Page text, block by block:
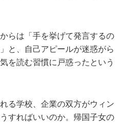
らは「手を挙げて発言するの
と、自己アピールが迷惑がら
を読む習慣に戸惑ったという
る学校、企業の双方がウィン
すればいいのか。帰国子女の